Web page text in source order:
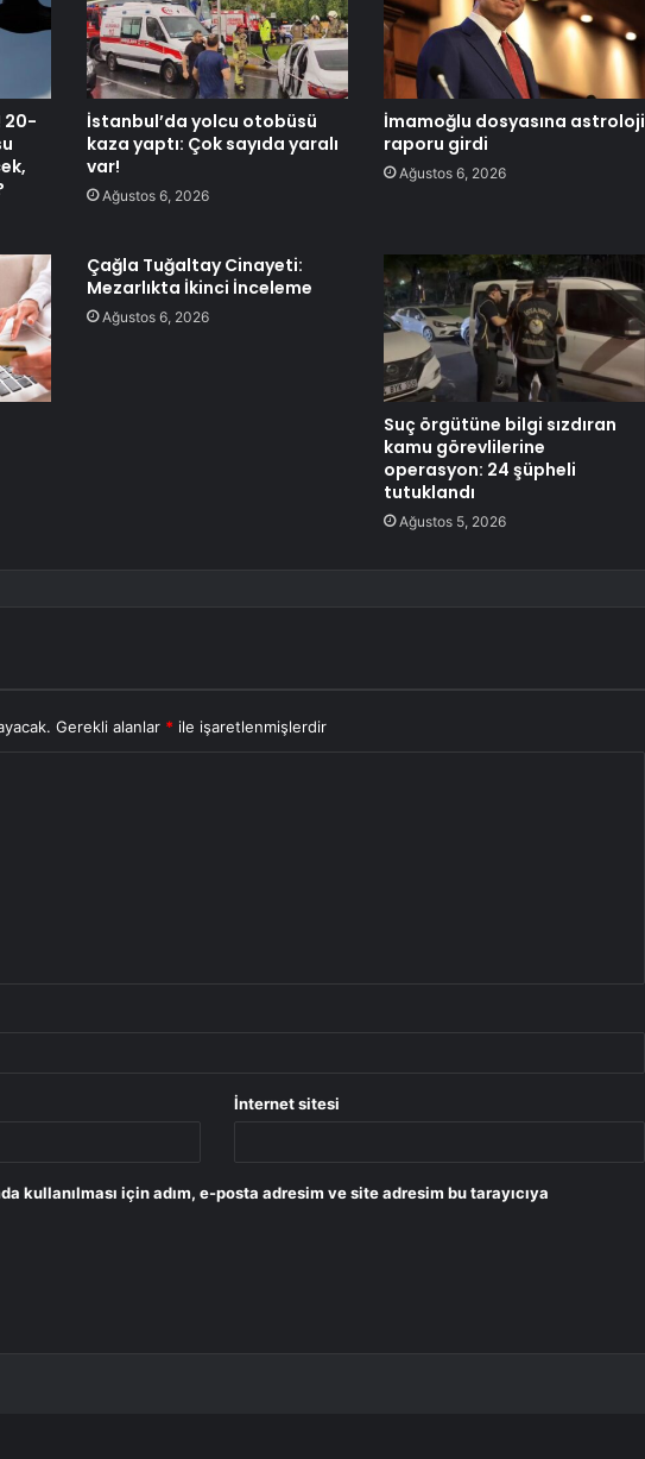
20-
İstanbul’da yolcu otobüsü
kaza yaptı: Çok sayıda yaralı
var!
Ağustos 6, 2026
İmamoğlu dosyasına astroloji
raporu girdi
Ağustos 6, 2026
Çağla Tuğaltay Cinayeti:
Mezarlıkta İkinci İnceleme
Ağustos 6, 2026
Suç örgütüne bilgi sızdıran
kamu görevlilerine
operasyon: 24 şüpheli
tutuklandı
Ağustos 5, 2026
Gerekli alanlar * ile işaretlenmişlerdir
İnternet sitesi
kullanılması için adım, e-posta adresim ve site adresim bu tarayıcıya